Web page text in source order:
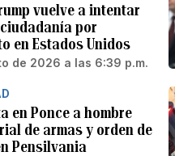
vuelve a intentar
por
en Estados Unidos
de 2026 a las 6:39 p.m.
en Ponce a hombre
de armas y orden de
Pensilvania